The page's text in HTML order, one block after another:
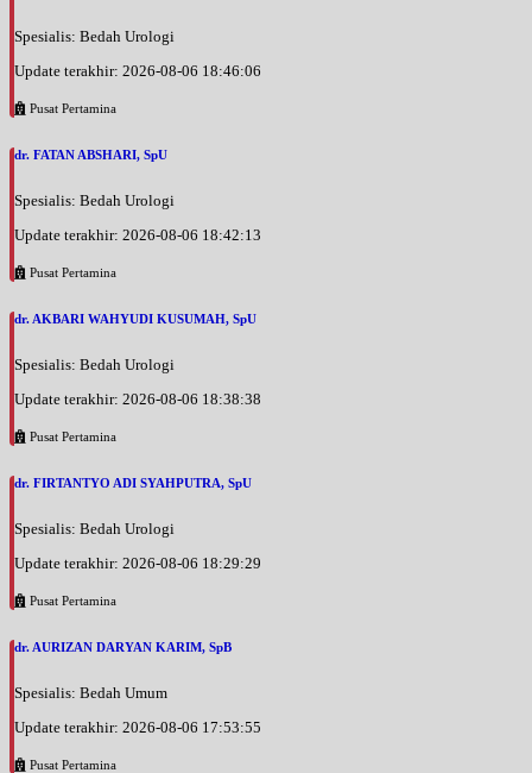
Spesialis: Bedah Urologi
Update terakhir: 2026-08-06 18:46:06
Pusat Pertamina
dr. FATAN ABSHARI, SpU
Spesialis: Bedah Urologi
Update terakhir: 2026-08-06 18:42:13
Pusat Pertamina
dr. AKBARI WAHYUDI KUSUMAH, SpU
Spesialis: Bedah Urologi
Update terakhir: 2026-08-06 18:38:38
Pusat Pertamina
dr. FIRTANTYO ADI SYAHPUTRA, SpU
Spesialis: Bedah Urologi
Update terakhir: 2026-08-06 18:29:29
Pusat Pertamina
dr. AURIZAN DARYAN KARIM, SpB
Spesialis: Bedah Umum
Update terakhir: 2026-08-06 17:53:55
Pusat Pertamina